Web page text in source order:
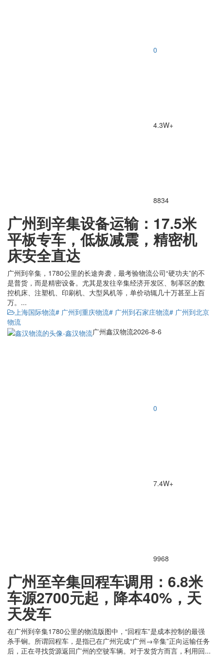
0
4.3W+
8834
广州到辛集设备运输：17.5米
平板专车，低板减震，精密机
床安全直达
广州到辛集，1780公里的长途奔袭，最考验物流公司“硬功夫”的不
是普货，而是精密设备。尤其是发往辛集经济开发区、制革区的数
控机床、注塑机、印刷机、大型风机等，单价动辄几十万甚至上百
万。...
上海国际物流# 广州到重庆物流# 广州到石家庄物流# 广州到北京
物流
广州鑫汉物流2026-8-6
0
7.4W+
9968
广州至辛集回程车调用：6.8米
车源2700元起，降本40%，天
天发车
在广州到辛集1780公里的物流版图中，“回程车”是成本控制的最强
杀手锏。所谓回程车，是指已在广州完成“广州→辛集”正向运输任务
后，正在寻找货源返回广州的空驶车辆。对于发货方而言，利用回...